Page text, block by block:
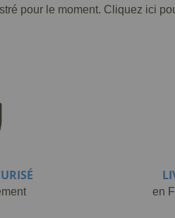
pour le moment. Cliquez ici
en